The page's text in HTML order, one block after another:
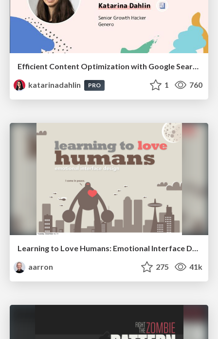
Efficient Content Optimization with Google Search Console & Apps Script
katarinadahlin
PRO 1 760
aarron
275 41k